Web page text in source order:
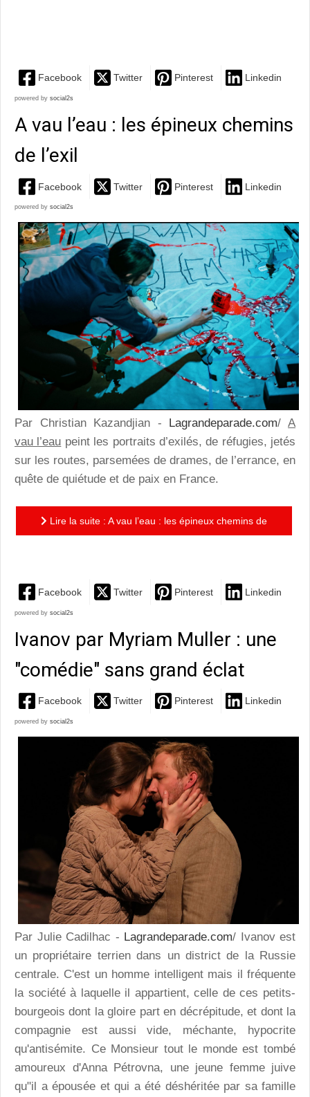
Facebook Twitter Pinterest Linkedin
powered by social2s
A vau l’eau : les épineux chemins
de l’exil
Facebook Twitter Pinterest Linkedin
powered by social2s
Par Christian Kazandjian - Lagrandeparade.com/A
vau l’eau peint les portraits d’exilés, de réfugies, jetés
sur les routes, parsemées de drames, de l’errance, en
quête de quiétude et de paix en France.
Lire la suite : A vau l’eau : les épineux chemins de
Facebook Twitter Pinterest Linkedin
powered by social2s
Ivanov par Myriam Muller : une
"comédie" sans grand éclat
Facebook Twitter Pinterest Linkedin
powered by social2s
Par Julie Cadilhac - Lagrandeparade.com/ Ivanov est
un propriétaire terrien dans un district de la Russie
centrale. C'est un homme intelligent mais il fréquente
la société à laquelle il appartient, celle de ces petits-
bourgeois dont la gloire part en décrépitude, et dont la
compagnie est aussi vide, méchante, hypocrite
qu'antisémite. Ce Monsieur tout le monde est tombé
amoureux d'Anna Pétrovna, une jeune femme juive
qu"il a épousée et qui a été déshéritée par sa famille